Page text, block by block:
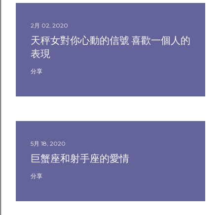
2月 02, 2020
天秤女對你心動的信號 喜歡一個人的
表現
分享
5月 18, 2020
巨蟹座和射手座的愛情
分享